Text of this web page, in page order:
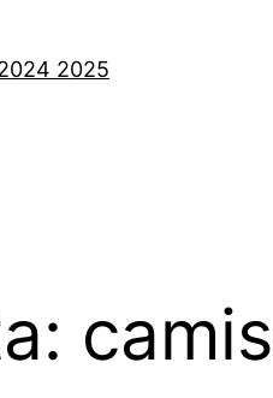
2025